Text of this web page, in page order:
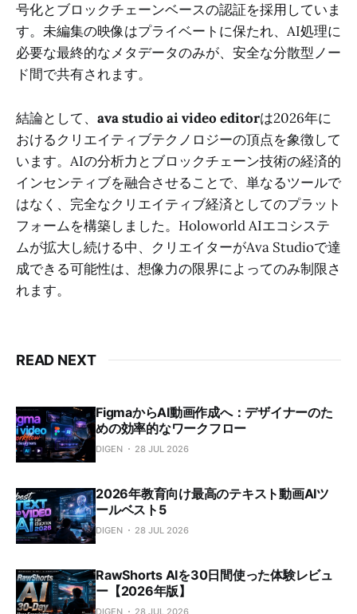
号化とブロックチェーンベースの認証を採用していま
す。未編集の映像はプライベートに保たれ、AI処理に
必要な最終的なメタデータのみが、安全な分散型ノー
ド間で共有されます。
結論として、 ava studio ai video editorは2026年に
おけるクリエイティブテクノロジーの頂点を象徴して
います。AIの分析力とブロックチェーン技術の経済的
インセンティブを融合させることで、単なるツールで
はなく、完全なクリエイティブ経済としてのプラット
フォームを構築しました。Holoworld AIエコシステ
ムが拡大し続ける中、クリエイターがAva Studioで達
成できる可能性は、想像力の限界によってのみ制限さ
れます。
READ NEXT
FigmaからAI動画作成へ：デザイナーのた
めの効率的なワークフロー
DIGEN 28 JUL 2026
2026年教育向け最高のテキスト動画AIツ
ールベスト5
DIGEN 28 JUL 2026
RawShorts AIを30日間使った体験レビュ
ー【2026年版】
DIGEN 28 JUL 2026